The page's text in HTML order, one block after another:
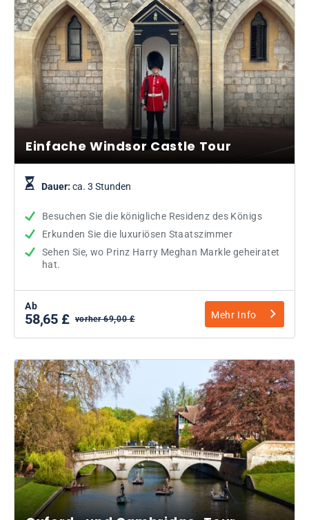
Einfache Windsor Castle Tour
Dauer: ca. 3 Stunden
Besuchen Sie die königliche Residenz des Königs
Erkunden Sie die luxuriösen Staatszimmer
Sehen Sie, wo Prinz Harry Meghan Markle geheiratet
hat.
Ab
58,65 £ vorher 69,00 £ Mehr Info